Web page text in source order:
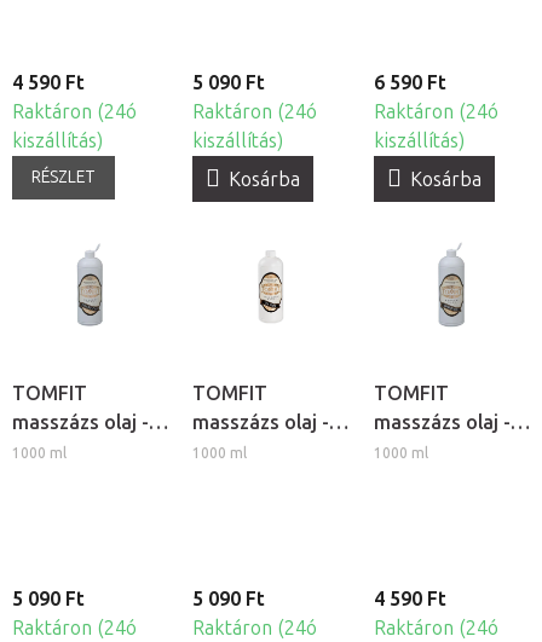
4 590 Ft
Raktáron (24ó
kiszállítás)
RÉSZLET
5 090 Ft
Raktáron (24ó
kiszállítás)
Kosárba
6 590 Ft
Raktáron (24ó
kiszállítás)
Kosárba
TOMFIT
masszázs olaj -
Zöld tea
1000 ml
5 090 Ft
Raktáron (24ó
TOMFIT
masszázs olaj -
Tea Tree
1000 ml
5 090 Ft
Raktáron (24ó
TOMFIT
masszázs olaj -
fenyő
1000 ml
4 590 Ft
Raktáron (24ó